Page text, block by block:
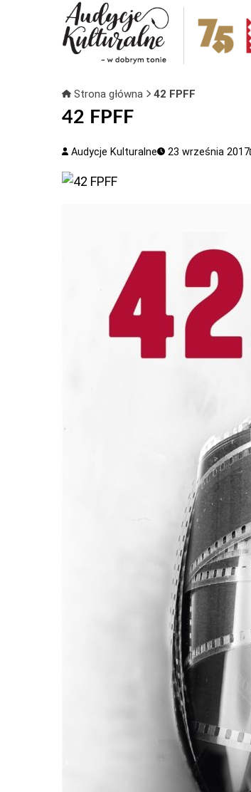
Strona główna 42 FPFF
42 FPFF
Audycje Kulturalne 23 września 2017